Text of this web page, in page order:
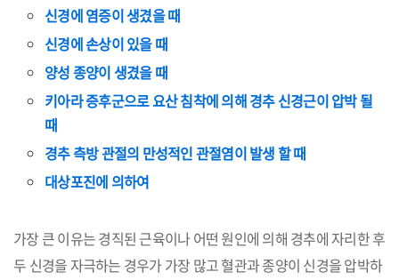
신경에 염증이 생겼을 때
신경에 손상이 있을 때
양성 종양이 생겼을 때
키아라 증후군으로 요산 침착에 의해 경추 신경근이 압박 될
때
경추 측방 관절의 만성적인 관절염이 발생 할 때
대상포진에 의하여
가장 큰 이유는 경직된 근육이나 어떤 원인에 의해 경추에 자리한 후
두 신경을 자극하는 경우가 가장 많고 혈관과 종양이 신경을 압박하